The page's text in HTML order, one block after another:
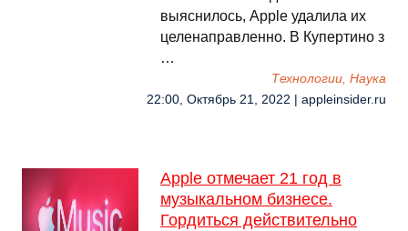
выяснилось, Apple удалила их
целенаправленно. В Купертино з
…
Технологии, Наука
22:00, Октябрь 21, 2022 | appleinsider.ru
Apple отмечает 21 год в
музыкальном бизнесе.
Гордиться действительно